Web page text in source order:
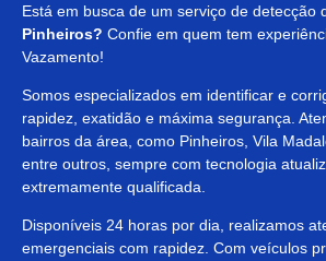
Está em busca de um serviço de detecção
Pinheiros? Confie em quem tem
Vazamento!
Somos especializados em identificar e
rapidez, exatidão e máxima segurança.
bairros da área, como Pinheiros, Vila
entre outros, sempre com tecnologia
extremamente qualificada.
Disponíveis 24 horas por dia, realizamos
emergenciais com rapidez. Com veículos